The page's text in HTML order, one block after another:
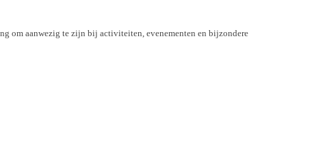
om aanwezig te zijn bij activiteiten, evenementen en bijzondere